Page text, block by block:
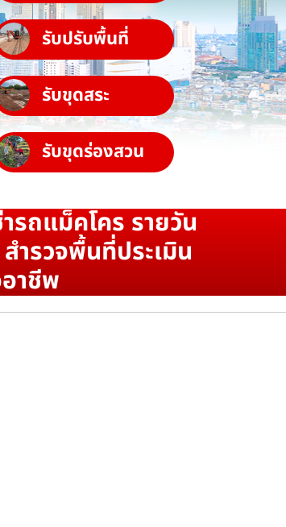
รับปรับพื้นที่
รับขุดสระ
รับขุดร่องสวน
รถแม็คโคร รายวัน
ำรวจพื้นที่ประเมิน
าชีพ